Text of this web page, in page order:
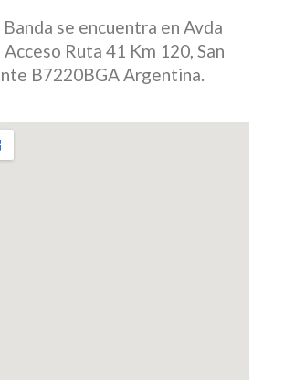
se encuentra en Avda
Ruta 41 Km 120, San
B7220BGA Argentina.